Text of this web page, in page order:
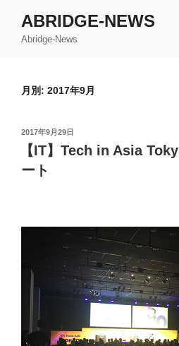
ABRIDGE-NEWS
Abridge-News
月別: 2017年9月
投
稿
日:
2017年9月29日
【IT】Tech in Asia
ート